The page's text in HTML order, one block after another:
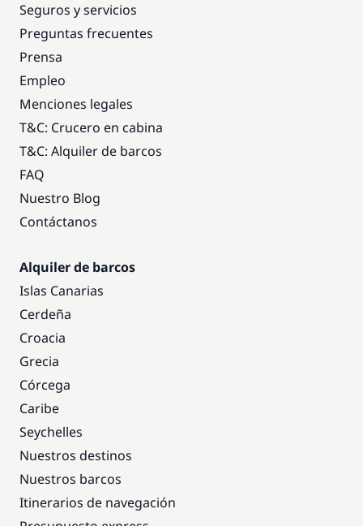
Seguros y servicios
Preguntas frecuentes
Prensa
Empleo
Menciones legales
T&C: Crucero en cabina
T&C: Alquiler de barcos
FAQ
Nuestro Blog
Contáctanos
Alquiler de barcos
Islas Canarias
Cerdeña
Croacia
Grecia
Córcega
Caribe
Seychelles
Nuestros destinos
Nuestros barcos
Itinerarios de navegación